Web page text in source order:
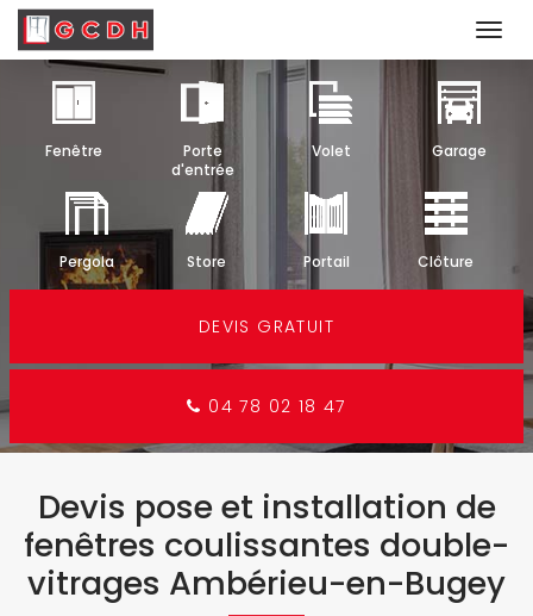
contenu
Fenêtre
Porte
d'entrée
Volet Garage
Pergola Store Portail Clôture
DEVIS GRATUIT
04 78 02 18 47
Devis pose et installation de
fenêtres coulissantes double-
vitrages Ambérieu-en-Bugey